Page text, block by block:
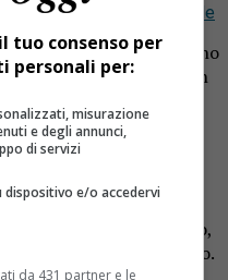
Fonte preferita su Google
una pensionata. Si sono
donna è stata portata in
gravissima
oggi, lunedì 22 gennaio,
nel territorio di Varallo.
tuo consenso per
personali per:
misurazione
e degli annunci,
di servizi
e/o accedervi
da 431 partner e le